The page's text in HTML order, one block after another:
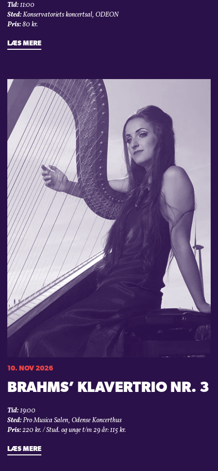
Tid:11:00
Sted:Konservatoriets koncertsal, ODEON
Pris:80 kr.
LÆS MERE
10. NOV 2026
BRAHMS’ KLAVERTRIO NR. 3
Tid:19:00
Sted:Pro Musica Salen, Odense Koncerthus
Pris:220 kr. / Stud. og unge t/m 29 år: 115 kr.
LÆS MERE